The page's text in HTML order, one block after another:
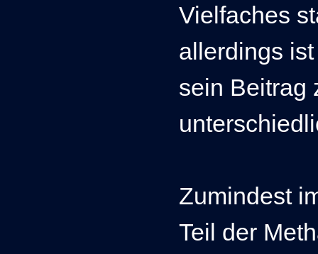
Vielfaches
allerdings
sein Beitrag
Zumindest
Teil der